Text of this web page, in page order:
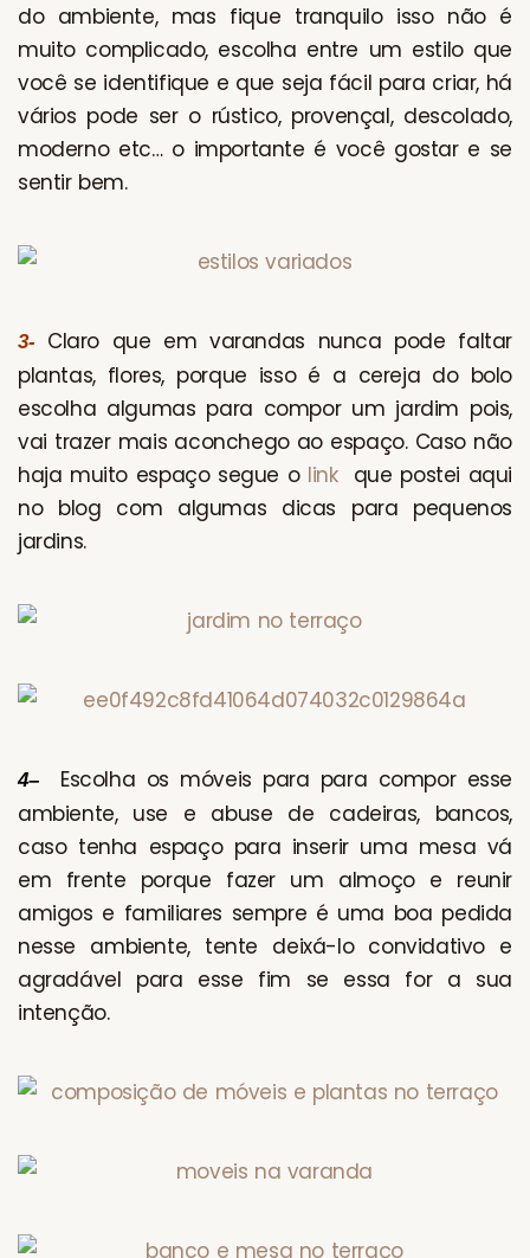
do ambiente, mas fique tranquilo isso não é
muito complicado, escolha entre um estilo que
você se identifique e que seja fácil para criar, há
vários pode ser o rústico, provençal, descolado,
moderno etc… o importante é você gostar e se
sentir bem.
3-
Claro que em varandas nunca pode faltar
plantas, flores, porque isso é a cereja do bolo
escolha algumas para compor um jardim pois,
vai trazer mais aconchego ao espaço. Caso não
haja muito espaço segue o linkque postei aqui
no blog com algumas dicas para pequenos
jardins.
4–
Escolha os móveis para para compor esse
ambiente, use e abuse de cadeiras, bancos,
caso tenha espaço para inserir uma mesa vá
em frente porque fazer um almoço e reunir
amigos e familiares sempre é uma boa pedida
nesse ambiente, tente deixá-lo convidativo e
agradável para esse fim se essa for a sua
intenção.